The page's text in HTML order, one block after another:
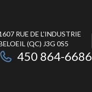
RUE DE L'INDUSTRIE
(QC) J3G 0S5
450 864-6686